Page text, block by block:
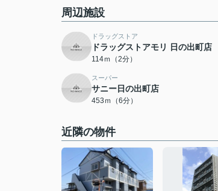
周辺施設
ドラッグストア
ドラッグストアモリ 日の出町店
114ｍ（2分）
スーパー
サニー日の出町店
453ｍ（6分）
近隣の物件